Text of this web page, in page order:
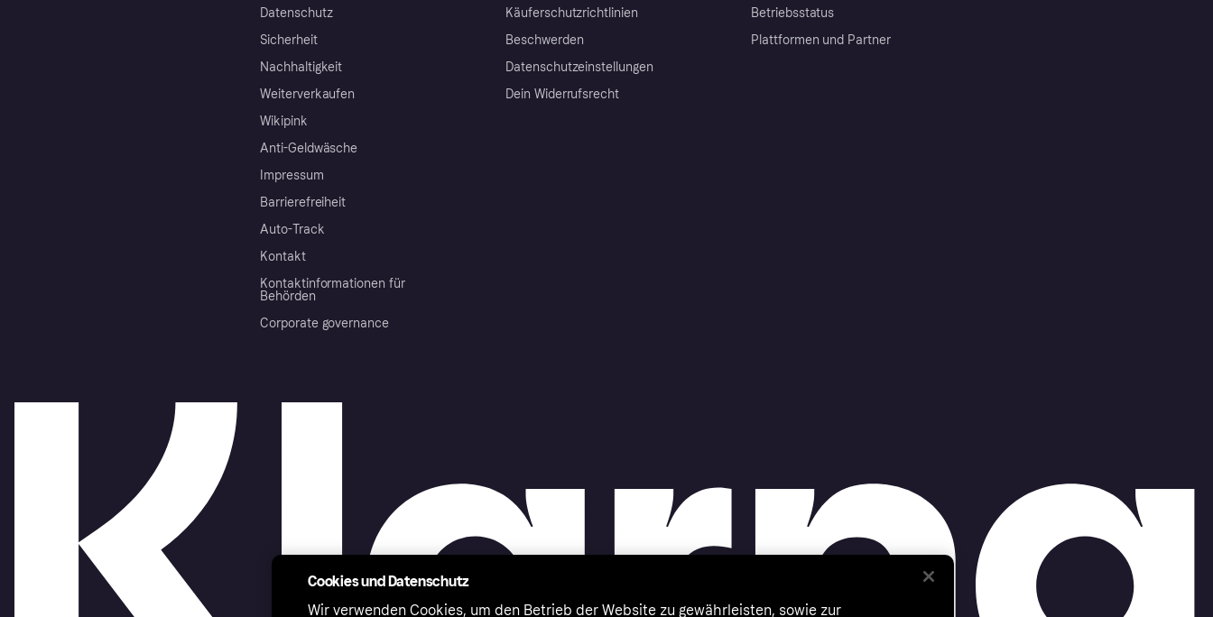
Datenschutz
Sicherheit
Nachhaltigkeit
Weiterverkaufen
Wikipink
Anti-Geldwäsche
Impressum
Barrierefreiheit
Auto-Track
Kontakt
Kontaktinformationen für
Behörden
Corporate governance
Käuferschutzrichtlinien
Beschwerden
Datenschutzeinstellungen
Dein Widerrufsrecht
Betriebsstatus
Plattformen und Partner
Cookies und Datenschutz
Wir verwenden Cookies, um den Betrieb der Website zu gewährleisten, sowie zur